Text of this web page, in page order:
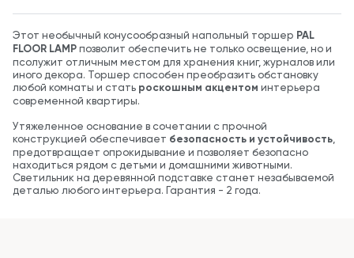
Этот необычный конусообразный напольный торшер PAL
FLOOR LAMPпозволит обеспечить не только освещение, но и
псолужит отличным местом для хранения книг, журналов или
иного декора. Торшер способен преобразить обстановку
любой комнаты и стать роскошным акцентом интерьера
современной квартиры.
Утяжеленное основание в сочетании с прочной
конструкцией обеспечивает безопасность и устойчивость
предотвращает опрокидывание и позволяет безопасно
находиться рядом с детьми и домашними животными.
Светильник на деревянной подставке станет незабываемой
деталью любого интерьера. Гарантия - 2 года.